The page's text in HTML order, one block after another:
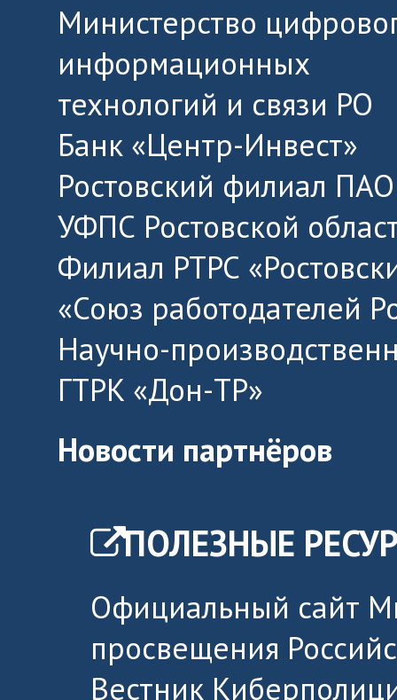
Министерство
информационных
технологий и связи РО
Банк «Центр-Инвест»
Ростовский филиал
УФПС Ростовской
Филиал РТРС
«Союз работодателей
Научно-
ГТРК «Дон-ТР»
Новости партнёров
ПОЛЕЗНЫЕ
Официальный сайт
просвещения
Вестник